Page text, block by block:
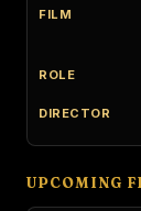
UPCOMING